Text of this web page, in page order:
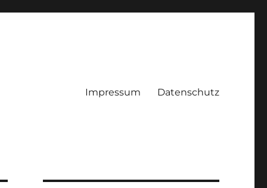
Impressum Datenschutz